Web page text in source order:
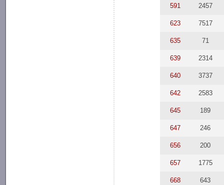
591 2457
623 7517
635 71
639 2314
640 3737
642 2583
645 189
647 246
656 200
657 1775
668 643